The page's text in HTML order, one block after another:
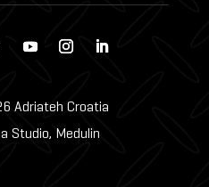
Adriateh Croatia